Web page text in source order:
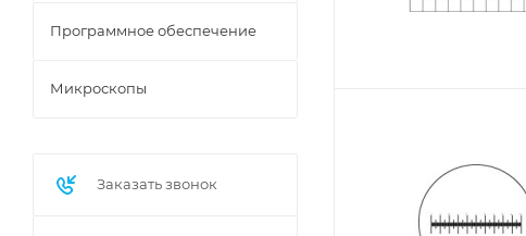
Программное обеспечение
Микроскопы
Заказать звонок